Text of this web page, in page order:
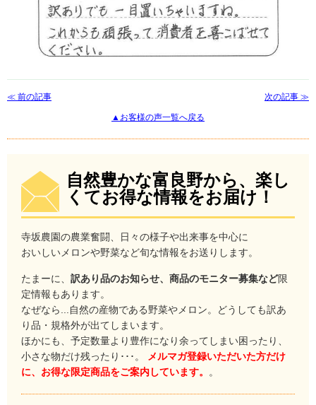
≪ 前の記事 次の記事 ≫
▲お客様の声一覧へ戻る
自然豊かな富良野から、楽し
くてお得な情報をお届け！
寺坂農園の農業奮闘、日々の様子や出来事を中心に
おいしいメロンや野菜など旬な情報をお送りします。
たまーに、 訳あり品のお知らせ、商品のモニター募集など限
定情報もあります。
なぜなら...自然の産物である野菜やメロン。どうしても訳あ
り品・規格外が出てしまいます。
ほかにも、予定数量より豊作になり余ってしまい困ったり、
小さな物だけ残ったり･･･。
メルマガ登録いただいた方だけ
に、お得な限定商品をご案内しています。
。